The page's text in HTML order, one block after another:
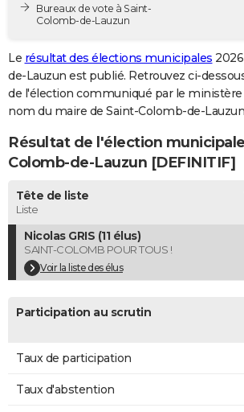
Destinations
City break
Voyage nature
Voyage de noces
Forum
PHOTO
GUIDES D'ACHAT
CARTE DE VOEUX
Carte de Noël
Carte Bonne année
Carte Saint-Valentin
Carte Pâques
Carte d'anniversaire
DICTIONNAIRE
COPAINS D'AVANT
S'inscrire
Se connecter
Lycées
Collèges
Primaires
Universités
Entreprises
Service militaire
Avis de recherche
AVIS DE DÉCÈS
FORUM
Bricolage
Lifestyle
Culture
Sport
Auto
Television
Voyage
Cinema
Bureaux de vote à Saint-
Colomb-de-Lauzun
Le résultat des élections municipales
de-Lauzun est publié. Retrouvez ci-
de l'élection communiqué par le
nom du maire de Saint-Colomb-de-
Résultat de l'élection
Colomb-de-Lauzun [DEFINITIF]
Tête de liste
Liste
Nicolas GRIS (11 élus)
SAINT-COLOMB POUR TOUS !
Voir la liste des élus
Participation au scrutin
Taux de participation
Taux d'abstention